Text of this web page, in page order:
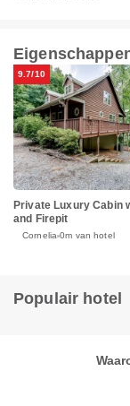
9.7/10
Private Luxury Cabin
and Firepit
Cornelia 0m van hotel
Populair hotel